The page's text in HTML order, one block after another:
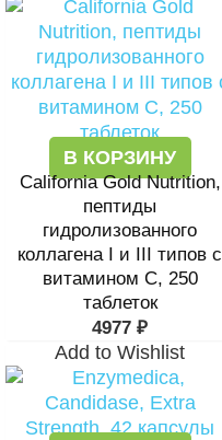
В КОРЗИНУ
California Gold Nutrition,
пептиды
гидролизованного
коллагена I и III типов с
витамином C, 250
таблеток
4977 ₽
Add to Wishlist